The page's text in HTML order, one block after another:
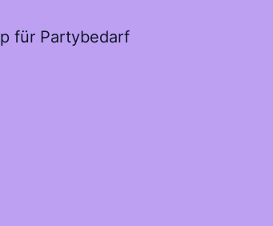
für Partybedarf